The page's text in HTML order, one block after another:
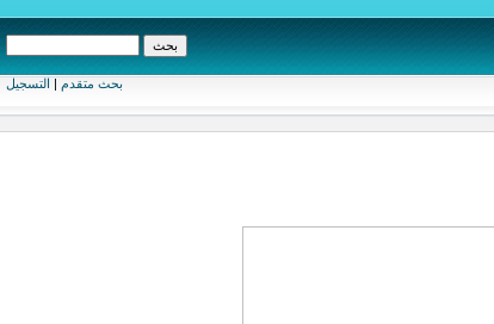
بحث متقدم | التسجيل